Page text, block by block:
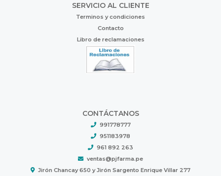
SERVICIO AL CLIENTE
Terminos y condiciones
Contacto
Libro de reclamaciones
CONTÁCTANOS
991778777
951183978
961 892 263
ventas@pjfarma.pe
Jirón Chancay 650 y Jirón Sargento Enrique Villar 277